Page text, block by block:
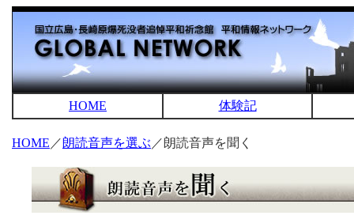
HOME 体験記
HOME ／朗読音声を選ぶ ／朗読音声を聞く